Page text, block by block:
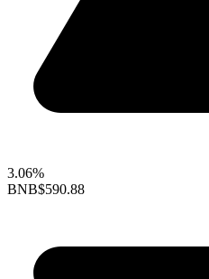
3.06%
BNB$590.88